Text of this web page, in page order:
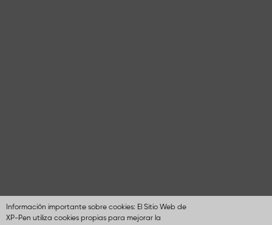
Información importante sobre cookies: El Sitio Web de
XP-Pen utiliza cookies propias para mejorar la